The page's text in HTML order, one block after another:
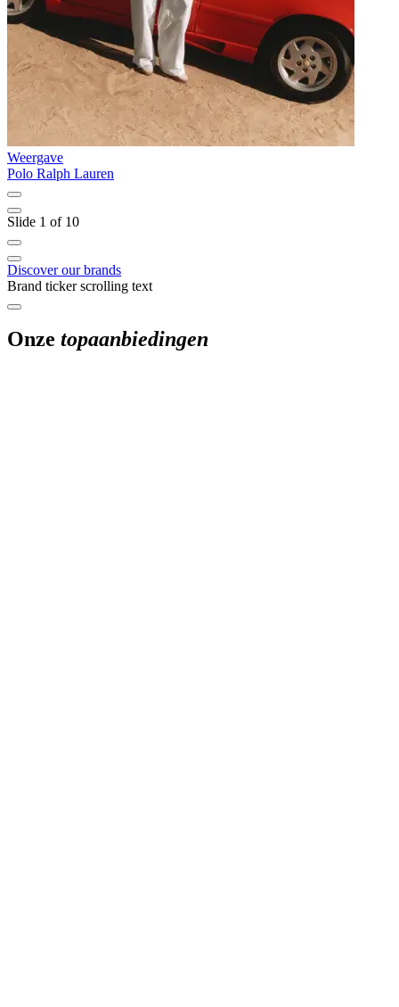
Weergave
Polo Ralph Lauren
Slide 1 of 10
Discover our brands
Brand ticker scrolling text
Onze topaanbiedingen